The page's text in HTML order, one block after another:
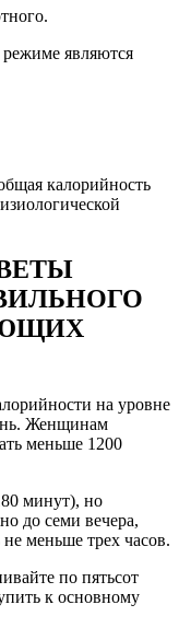
являются
калорийность
на уровне
Женщинам
меньше 1200
минут), но
до семи вечера,
не меньше трех часов.
по пятьсот
к основному